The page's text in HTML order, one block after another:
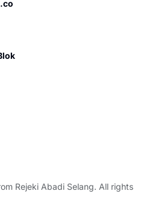
Rejeki Abadi Selang. All rights